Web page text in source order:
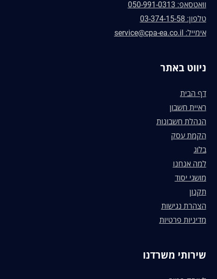
וואטסאפ: 050-991-0313
טלפון: 03-374-15-58
אימייל: service@cpa-ea.co.il
ניווט באתר
דף הבית
ראיית חשבון
הנהלת חשבונות
הקמת עסק
בלוג
למה אנחנו
מושגי יסוד
תקנון
הצהרת נגישות
מדיניות פרטיות
שירותי משרדנו